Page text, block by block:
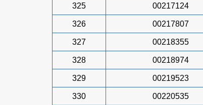
325 00217124
326 00217807
327 00218355
328 00218974
329 00219523
330 00220535